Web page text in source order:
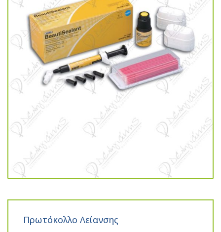
Πρωτόκολλο Λείανσης